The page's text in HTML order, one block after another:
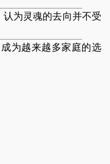
认为灵魂的去向并不受
为越来越多家庭的选